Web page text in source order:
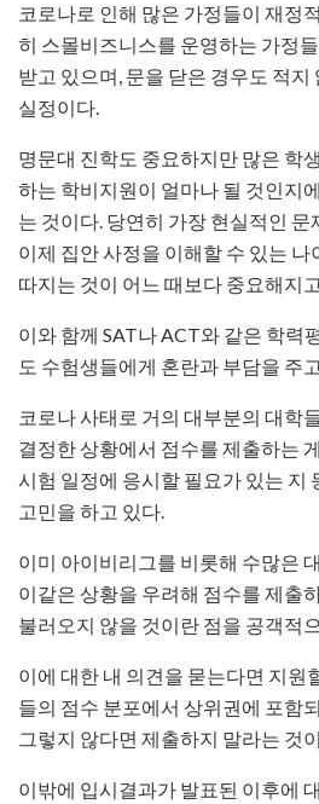
코로나로 인해 많은 가정들이 재정
히 스몰비즈니스를 운영하는 가정
받고 있으며, 문을 닫은 경우도 적
실정이다.
명문대 진학도 중요하지만 많은 학
하는 학비지원이 얼마나 될 것인지
는 것이다. 당연히 가장 현실적인
이제 집안 사정을 이해할 수 있는
따지는 것이 어느 때보다 중요해지
이와 함께 SAT나 ACT와 같은 학력
도 수험생들에게 혼란과 부담을 주
코로나 사태로 거의 대부분의 대학
결정한 상황에서 점수를 제출하는
시험 일정에 응시할 필요가 있는 지
고민을 하고 있다.
이미 아이비리그를 비롯해 수많은
이같은 상황을 우려해 점수를 제출
불러오지 않을 것이란 점을 공객적
이에 대한 내 의견을 묻는다면 지원
들의 점수 분포에서 상위권에 포함
그렇지 않다면 제출하지 말라는 것
이밖에 입시결과가 발표된 이후에